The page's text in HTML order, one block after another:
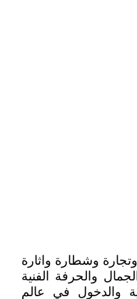
وتجارة وشطارة واثارة
والحرفة الفنية
والدخول في عالم